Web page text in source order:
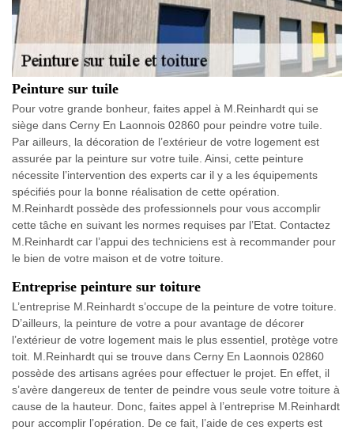
Peinture sur tuile
Pour votre grande bonheur, faites appel à M.Reinhardt qui se
siège dans Cerny En Laonnois 02860 pour peindre votre tuile.
Par ailleurs, la décoration de l’extérieur de votre logement est
assurée par la peinture sur votre tuile. Ainsi, cette peinture
nécessite l’intervention des experts car il y a les équipements
spécifiés pour la bonne réalisation de cette opération.
M.Reinhardt possède des professionnels pour vous accomplir
cette tâche en suivant les normes requises par l’Etat. Contactez
M.Reinhardt car l’appui des techniciens est à recommander pour
le bien de votre maison et de votre toiture.
Entreprise peinture sur toiture
L’entreprise M.Reinhardt s’occupe de la peinture de votre toiture.
D’ailleurs, la peinture de votre a pour avantage de décorer
l’extérieur de votre logement mais le plus essentiel, protège votre
toit. M.Reinhardt qui se trouve dans Cerny En Laonnois 02860
possède des artisans agrées pour effectuer le projet. En effet, il
s’avère dangereux de tenter de peindre vous seule votre toiture à
cause de la hauteur. Donc, faites appel à l’entreprise M.Reinhardt
pour accomplir l’opération. De ce fait, l’aide de ces experts est